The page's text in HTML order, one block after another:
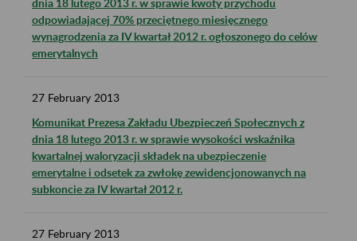
dnia 18 lutego 2013 r. w sprawie kwoty przychodu
odpowiadającej 70% przeciętnego miesięcznego
wynagrodzenia za IV kwartał 2012 r. ogłoszonego do celów
emerytalnych
27 February 2013
Komunikat Prezesa Zakładu Ubezpieczeń Społecznych z
dnia 18 lutego 2013 r. w sprawie wysokości wskaźnika
kwartalnej waloryzacji składek na ubezpieczenie
emerytalne i odsetek za zwłokę zewidencjonowanych na
subkoncie za IV kwartał 2012 r.
27 February 2013